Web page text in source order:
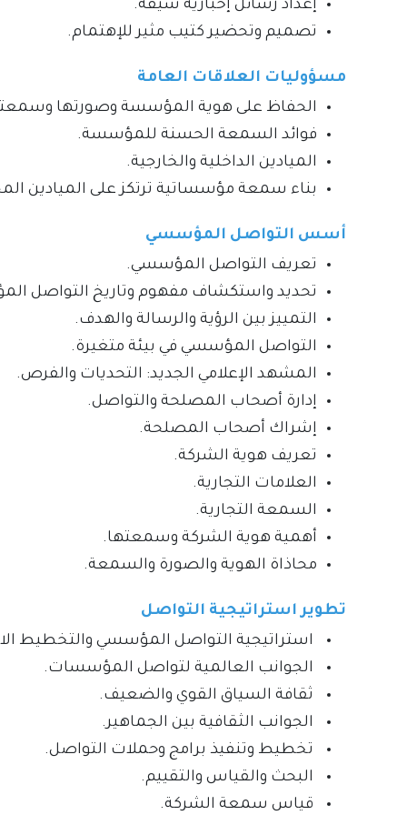
إعداد رسائل إخبارية شيقة.
تصميم وتحضير كتيب مثير للإهتمام.
مسؤوليات العلاقات العامة
الحفاظ على هوية المؤسسة وصورتها
فوائد السمعة الحسنة للمؤسسة.
الميادين الداخلية والخارجية.
بناء سمعة مؤسساتية ترتكز على الميادين
أسس التواصل المؤسسي
تعريف التواصل المؤسسي.
تحديد واستكشاف مفهوم وتاريخ التواصل
التمييز بين الرؤية والرسالة والهدف.
التواصل المؤسسي في بيئة متغيرة.
المشهد الإعلامي الجديد: التحديات والفرص.
إدارة أصحاب المصلحة والتواصل.
إشراك أصحاب المصلحة.
تعريف هوية الشركة.
العلامات التجارية.
السمعة التجارية.
أهمية هوية الشركة وسمعتها.
محاذاة الهوية والصورة والسمعة.
تطوير استراتيجية التواصل
استراتيجية التواصل المؤسسي والتخطيط
الجوانب العالمية لتواصل المؤسسات.
ثقافة السياق القوي والضعيف.
الجوانب الثقافية بين الجماهير.
تخطيط وتنفيذ برامج وحملات التواصل.
البحث والقياس والتقييم.
قياس سمعة الشركة.